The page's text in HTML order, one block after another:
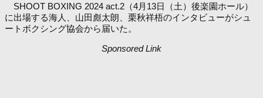
SHOOT BOXING 2024 act.2（4月13日（土）後楽園ホール）
に出場する海人、山田彪太朗、栗秋祥梧のインタビューがシュ
ートボクシング協会から届いた。
Sponsored Link